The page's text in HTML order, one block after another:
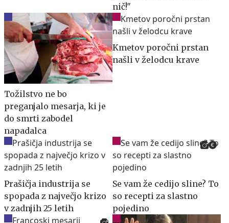
nič!"
Tožilstvo ne bo
preganjalo mesarja, ki je
do smrti zabodel
napadalca
Kmetov poročni prstan
našli v želodcu krave
Prašičja industrija se
spopada z največjo krizo
v zadnjih 25 letih
Se vam že cedijo sline? To
so recepti za slastno
pojedino